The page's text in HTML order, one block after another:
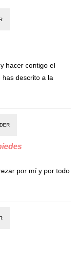
hacer contigo el
descrito a la
por mí y por todo